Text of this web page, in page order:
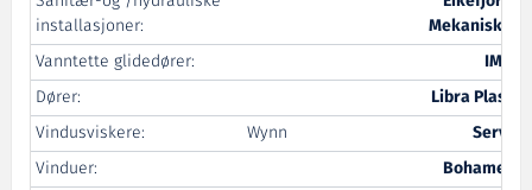
installasjoner:
Mekaniske
Vanntette glidedører:
IMS
Dører:
Libra Plast
Vindusviskere:
Wynn
Servi
Vinduer:
Bohamet